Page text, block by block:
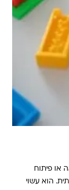
או פיתוח
הוא עשוי